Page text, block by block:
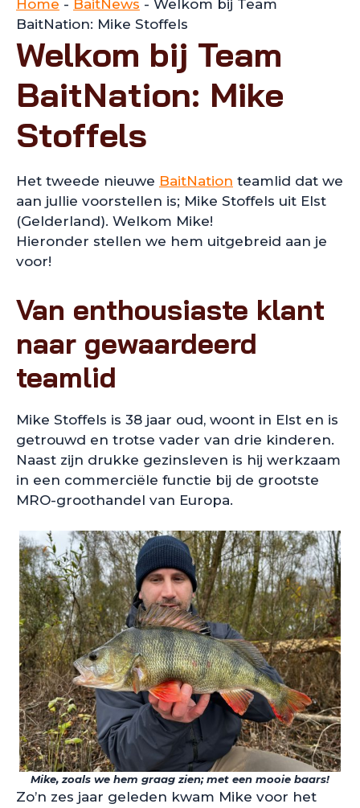
Home - BaitNews - Welkom bij Team
BaitNation: Mike Stoffels
Welkom bij Team
BaitNation: Mike
Stoffels
Het tweede nieuwe BaitNation teamlid dat we
aan jullie voorstellen is; Mike Stoffels uit Elst
(Gelderland). Welkom Mike!
Hieronder stellen we hem uitgebreid aan je
voor!
Van enthousiaste klant
naar gewaardeerd
teamlid
Mike Stoffels is 38 jaar oud, woont in Elst en is
getrouwd en trotse vader van drie kinderen.
Naast zijn drukke gezinsleven is hij werkzaam
in een commerciële functie bij de grootste
MRO-groothandel van Europa.
Mike, zoals we hem graag zien; met een mooie baars!
Zo’n zes jaar geleden kwam Mike voor het